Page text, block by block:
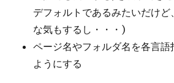
デフォルトであるみたいだけど
な気もするし・・・)
ページ名やフォルダ名を各言語
ようにする